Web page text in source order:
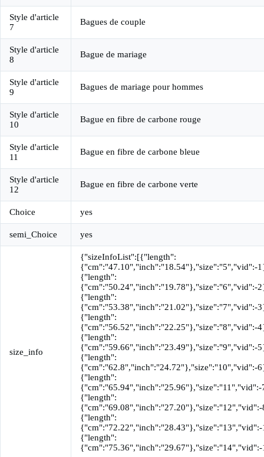
Style d'article
7
Bagues de couple
Style d'article
8
Bague de mariage
Style d'article
9
Bagues de mariage pour hommes
Style d'article
10
Bague en fibre de carbone rouge
Style d'article
11
Bague en fibre de carbone bleue
Style d'article
12
Bague en fibre de carbone verte
Choice yes
semi_Choice yes
size_info
{"sizeInfoList":[{"length":
{"cm":"47.10","inch":"18.54"},"size":"5","vid":-
{"length":
{"cm":"50.24","inch":"19.78"},"size":"6","vid":-
{"length":
{"cm":"53.38","inch":"21.02"},"size":"7","vid":-
{"length":
{"cm":"56.52","inch":"22.25"},"size":"8","vid":-
{"length":
{"cm":"59.66","inch":"23.49"},"size":"9","vid":-
{"length":
{"cm":"62.8","inch":"24.72"},"size":"10","vid":-
{"length":
{"cm":"65.94","inch":"25.96"},"size":"11","vid":-
{"length":
{"length":
{"cm":"72.22","inch":"28.43"},"size":"13","vid":-
{"length":